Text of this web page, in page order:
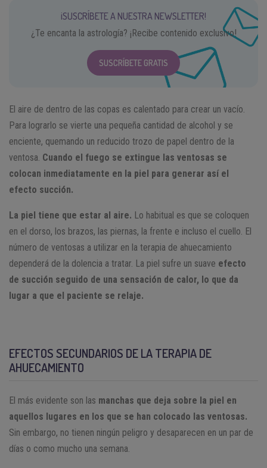
¡SUSCRÍBETE A NUESTRA NEWSLETTER!
¿Te encanta la astrología? ¡Recibe contenido exclusivo!
SUSCRÍBETE GRATIS
El aire de dentro de las copas es calentado para crear un vacío.
Para lograrlo se vierte una pequeña cantidad de alcohol y se
enciente, quemando un reducido trozo de papel dentro de la
ventosa. Cuando el fuego se extingue las ventosas se
colocan inmediatamente en la piel para generar así el
efecto succión.
La piel tiene que estar al aire. Lo habitual es que se coloquen
en el dorso, los brazos, las piernas, la frente e incluso el cuello. El
número de ventosas a utilizar en la terapia de ahuecamiento
dependerá de la dolencia a tratar. La piel sufre un suave efecto
de succión seguido de una sensación de calor, lo que da
lugar a que el paciente se relaje.
EFECTOS SECUNDARIOS DE LA TERAPIA DE
AHUECAMIENTO
El más evidente son las manchas que deja sobre la piel en
aquellos lugares en los que se han colocado las ventosas.
Sin embargo, no tienen ningún peligro y desaparecen en un par de
días o como mucho una semana.